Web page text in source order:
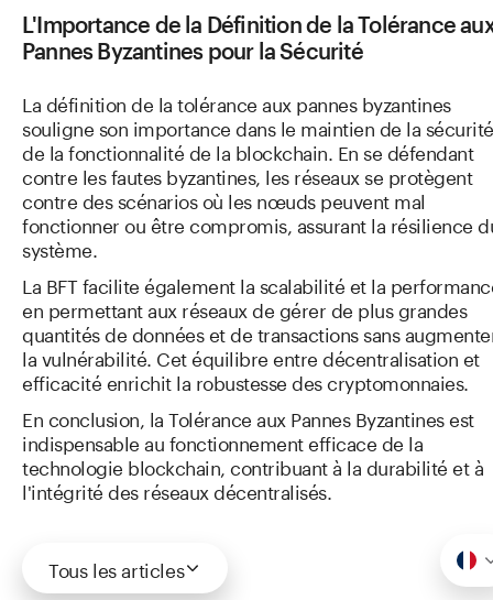
L'Importance de la Définition de la Tolérance
Pannes Byzantines pour la Sécurité
La définition de la tolérance aux pannes byzantines
souligne son importance dans le maintien de la
de la fonctionnalité de la blockchain. En se défendant
contre les fautes byzantines, les réseaux se protègent
contre des scénarios où les nœuds peuvent mal
fonctionner ou être compromis, assurant la résilience
système.
La BFT facilite également la scalabilité et la
en permettant aux réseaux de gérer de plus grandes
quantités de données et de transactions sans
la vulnérabilité. Cet équilibre entre décentralisation et
efficacité enrichit la robustesse des cryptomonnaies.
En conclusion, la Tolérance aux Pannes Byzantines est
indispensable au fonctionnement efficace de la
technologie blockchain, contribuant à la durabilité et à
l'intégrité des réseaux décentralisés.
Tous les articles